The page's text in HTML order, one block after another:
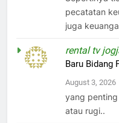
pecatatan
juga
rental tv
Baru Bidang
August 3, 2026
yang
atau rugi..